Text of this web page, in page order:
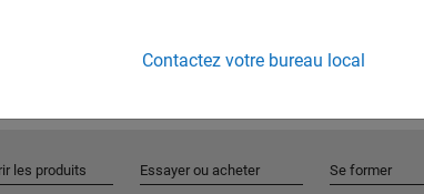
Contactez votre bureau local
les produits Essayer ou acheter Se former